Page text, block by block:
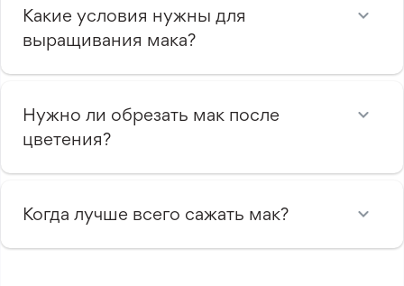
Какие условия нужны для
выращивания мака?
Нужно ли обрезать мак после
цветения?
Когда лучше всего сажать мак?